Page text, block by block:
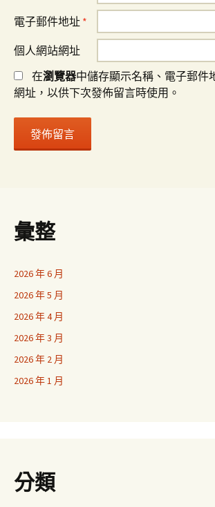
電子郵件地址 *
個人網站網址
在瀏覽器中儲存顯示名稱、電子郵件
網址，以供下次發佈留言時使用。
彙整
2026 年 6 月
2026 年 5 月
2026 年 4 月
2026 年 3 月
2026 年 2 月
2026 年 1 月
分類